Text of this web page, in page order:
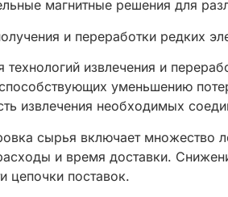
магнитные решения для
и переработки редких
технологий извлечения и
уменьшению
извлечения необходимых
сырья включает множество
и время доставки.
цепочки поставок.